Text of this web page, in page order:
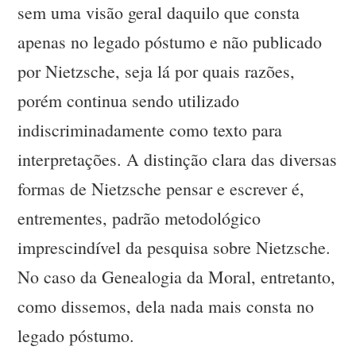
sem uma visão geral daquilo que consta
apenas no legado póstumo e não publicado
por Nietzsche, seja lá por quais razões,
porém continua sendo utilizado
indiscriminadamente como texto para
interpretações. A distinção clara das diversas
formas de Nietzsche pensar e escrever é,
entrementes, padrão metodológico
imprescindível da pesquisa sobre Nietzsche.
No caso da Genealogia da Moral, entretanto,
como dissemos, dela nada mais consta no
legado póstumo.